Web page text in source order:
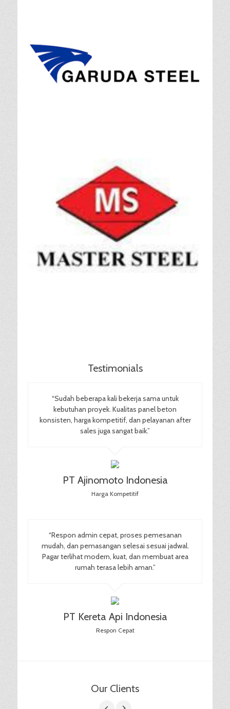
Testimonials
“Sudah beberapa kali bekerja sama untuk
kebutuhan proyek. Kualitas panel beton
konsisten, harga kompetitif, dan pelayanan after
sales juga sangat baik.”
PT Ajinomoto Indonesia
Harga Kompetitif
“Respon admin cepat, proses pemesanan
mudah, dan pemasangan selesai sesuai jadwal.
Pagar terlihat modern, kuat, dan membuat area
rumah terasa lebih aman.”
PT Kereta Api Indonesia
Respon Cepat
Our Clients